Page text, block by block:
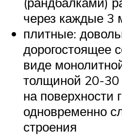
через каждые 3
плитные:
дорогостоящее
виде
толщиной 20-
на поверхности
одновременно
строения